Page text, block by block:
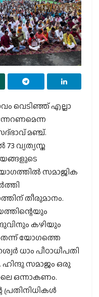
വെടിഞ്ഞ് എല്ലാ
മഞ്ച്.
വ്യത്യസ്ത
സമാജിക
തീരുമാനം.
കഴിയും
യോഗത്തെ
ധാം പീഠാധീപതി
ഹിന്ദു സമാജം ഒരു
ഒന്നാകണം.